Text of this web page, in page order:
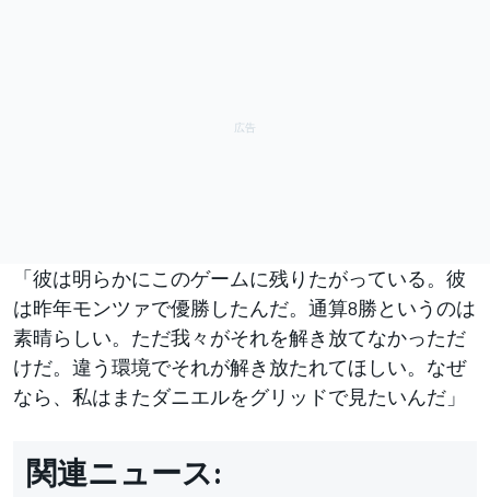
「彼は明らかにこのゲームに残りたがっている。彼
は昨年モンツァで優勝したんだ。通算8勝というのは
素晴らしい。ただ我々がそれを解き放てなかっただ
けだ。違う環境でそれが解き放たれてほしい。なぜ
なら、私はまたダニエルをグリッドで見たいんだ」
関連ニュース: